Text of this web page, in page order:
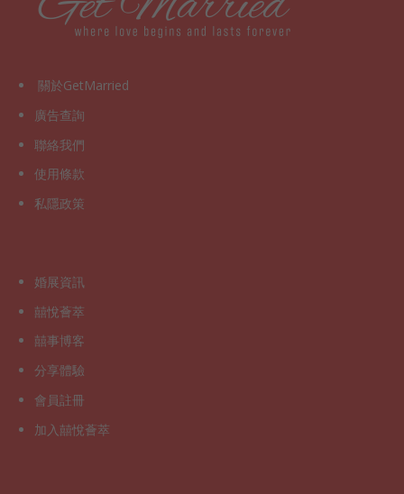
關於GetMarried
廣告查詢
聯絡我們
使用條款
私隱政策
婚展資訊
囍悅薈萃
囍事博客
分享體驗
會員註冊
加入囍悅薈萃